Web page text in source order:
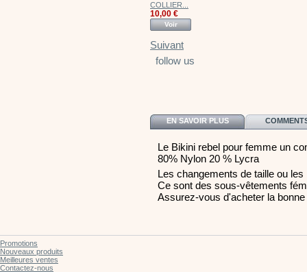
COLLIER...
10,00 €
Voir
Suivant
follow us
EN SAVOIR PLUS
Le Bikini rebel pour femme un
80% Nylon 20 % Lycra
Les changements de taille ou
Ce sont des sous-vêtements
Assurez-vous d'acheter la bonne
Promotions
Nouveaux produits
Meilleures ventes
Contactez-nous